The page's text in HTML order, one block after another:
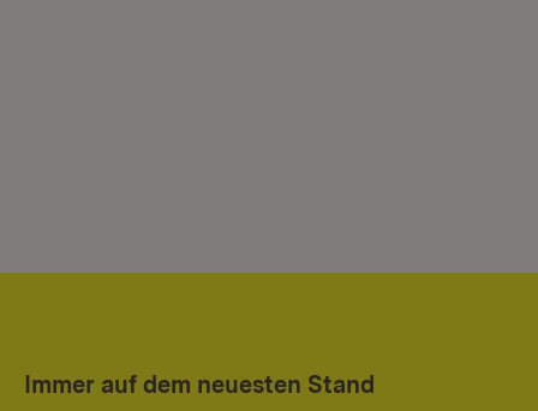
Immer auf dem neuesten Stand